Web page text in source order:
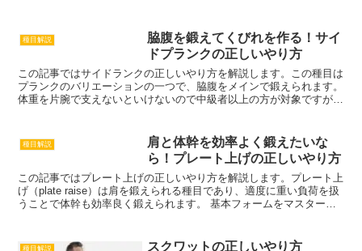
種目解説
脇腹を鍛えてくびれを作る！サイ
ドプランクの正しいやり方
この記事ではサイドランクの正しいやり方を解説します。この種目は
プランクのバリエーションの一つで、脇腹をメインで鍛えられます。
体重を片腕で支えないといけないので中級者以上の方が対象ですが、
種目解説
肩と体幹を効率よく鍛えたいな
ら！プレート上げの正しいやり方
この記事ではプレート上げの正しいやり方を解説します。プレート上
げ（plate raise）は肩を鍛えられる種目であり、適度に重い負荷を扱
うことで体幹も効率良く鍛えられます。 基本フォームをマスターし
種目解説 スクワットの正しいやり方